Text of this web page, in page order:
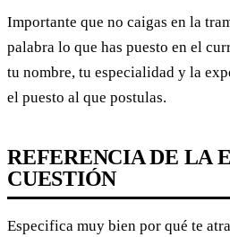
Importante que no caigas en la
palabra lo que has puesto en el
tu nombre, tu especialidad y la
el puesto al que postulas.
REFERENCIA DE LA
CUESTIÓN
Especifica muy bien por qué te